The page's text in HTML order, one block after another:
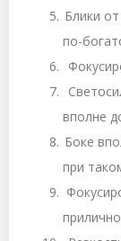
Блики
по-
вполне
Боке
при